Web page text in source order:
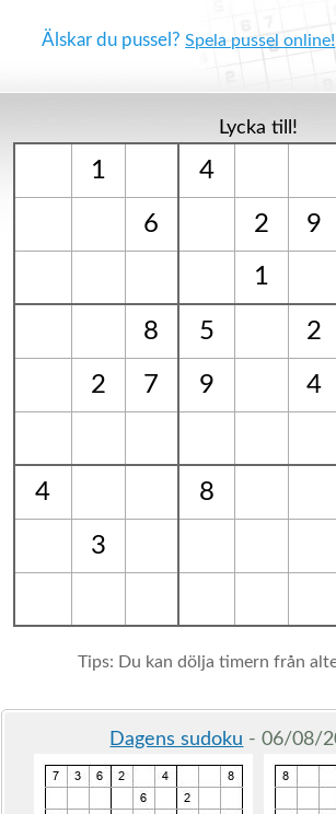
Älskar du pussel?Spela pussel online!
Lycka till!
1 4
6 2 9
1
8 5 2
2 7 9 4
4 8
3
Tips: Du kan dölja timern från
Dagens sudoku - 06/08/